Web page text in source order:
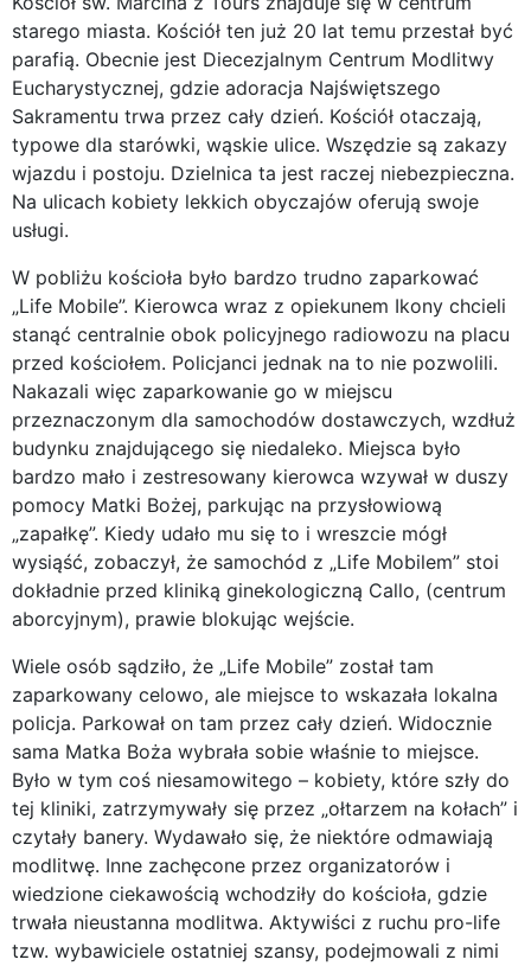
starego miasta. Kościół ten już 20 lat temu przestał być
parafią. Obecnie jest Diecezjalnym Centrum Modlitwy
Eucharystycznej, gdzie adoracja Najświętszego
Sakramentu trwa przez cały dzień. Kościół otaczają,
typowe dla starówki, wąskie ulice. Wszędzie są zakazy
wjazdu i postoju. Dzielnica ta jest raczej niebezpieczna.
Na ulicach kobiety lekkich obyczajów oferują swoje
usługi.
W pobliżu kościoła było bardzo trudno zaparkować
„Life Mobile”. Kierowca wraz z opiekunem Ikony chcieli
stanąć centralnie obok policyjnego radiowozu na placu
przed kościołem. Policjanci jednak na to nie pozwolili.
Nakazali więc zaparkowanie go w miejscu
przeznaczonym dla samochodów dostawczych, wzdłuż
budynku znajdującego się niedaleko. Miejsca było
bardzo mało i zestresowany kierowca wzywał w duszy
pomocy Matki Bożej, parkując na przysłowiową
„zapałkę”. Kiedy udało mu się to i wreszcie mógł
wysiąść, zobaczył, że samochód z „Life Mobilem” stoi
dokładnie przed kliniką ginekologiczną Callo, (centrum
aborcyjnym), prawie blokując wejście.
Wiele osób sądziło, że „Life Mobile” został tam
zaparkowany celowo, ale miejsce to wskazała lokalna
policja. Parkował on tam przez cały dzień. Widocznie
sama Matka Boża wybrała sobie właśnie to miejsce.
Było w tym coś niesamowitego – kobiety, które szły do
tej kliniki, zatrzymywały się przez „ołtarzem na kołach” i
czytały banery. Wydawało się, że niektóre odmawiają
modlitwę. Inne zachęcone przez organizatorów i
wiedzione ciekawością wchodziły do kościoła, gdzie
trwała nieustanna modlitwa. Aktywiści z ruchu pro-life
tzw. wybawiciele ostatniej szansy, podejmowali z nimi